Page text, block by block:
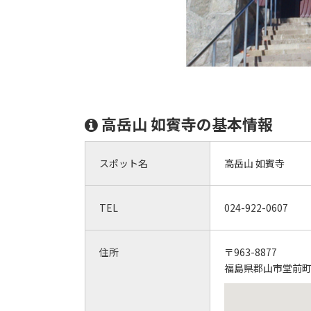
高岳山 如賓寺の基本情報
スポット名 高岳山 如賓寺
TEL 024-922-0607
住所
〒963-8877
福島県郡山市堂前